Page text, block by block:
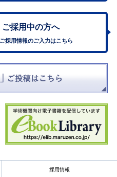
ご採用中の方へ
採用情報のご入力はこちら
採用情報